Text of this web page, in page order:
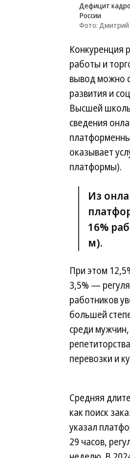
Дефицит
России
Фото:
Конкуренция
работы и
вывод можно
развития и
Высшей
сведения
оказывает
платформы).
Из
16%
м).
При этом
3,5% —
работников
большей
среди
перевозки и
Средняя
как поиск
указал
29 часов,